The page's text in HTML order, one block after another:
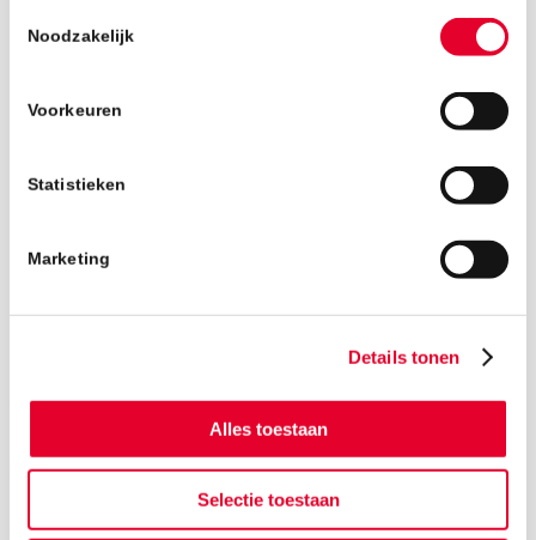
Noodzakelijk
Voorkeuren
Statistieken
Marketing
Details tonen
Alles toestaan
Selectie toestaan
Terug naar het nieuwsoverzicht